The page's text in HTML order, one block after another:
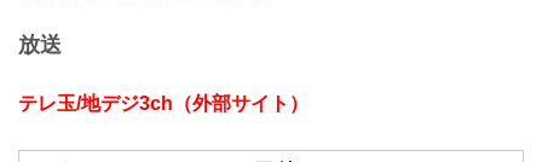
放送
テレ玉/地デジ3ch（外部サイト）